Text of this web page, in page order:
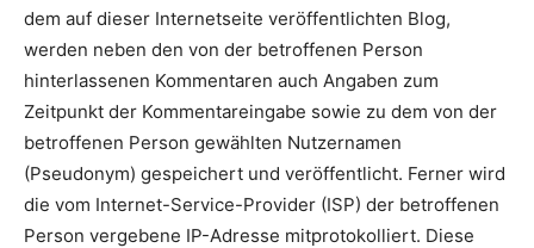
dem auf dieser Internetseite veröffentlichten Blog,
werden neben den von der betroffenen Person
hinterlassenen Kommentaren auch Angaben zum
Zeitpunkt der Kommentareingabe sowie zu dem von der
betroffenen Person gewählten Nutzernamen
(Pseudonym) gespeichert und veröffentlicht. Ferner wird
die vom Internet-Service-Provider (ISP) der betroffenen
Person vergebene IP-Adresse mitprotokolliert. Diese